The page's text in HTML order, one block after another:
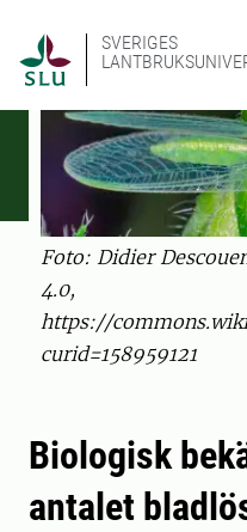
SVERIGES
Foto: Didier
4.0,
https://
curid=158959121
Biologisk
antalet